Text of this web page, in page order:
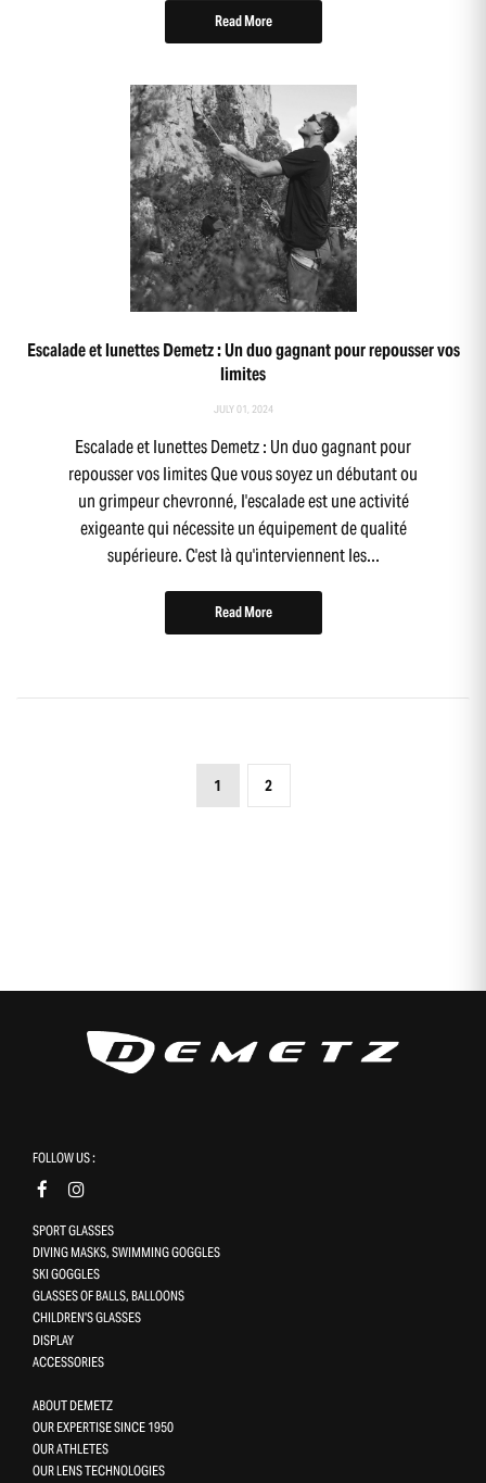
Read More
Escalade et lunettes Demetz : Un duo gagnant pour repousser vos
limites
JULY 01, 2024
Escalade et lunettes Demetz : Un duo gagnant pour
repousser vos limites Que vous soyez un débutant ou
un grimpeur chevronné, l'escalade est une activité
exigeante qui nécessite un équipement de qualité
supérieure. C'est là qu'interviennent les...
Read More
1 2
FOLLOW US :
SPORT GLASSES
DIVING MASKS, SWIMMING GOGGLES
SKI GOGGLES
GLASSES OF BALLS, BALLOONS
CHILDREN'S GLASSES
DISPLAY
ACCESSORIES
ABOUT DEMETZ
OUR EXPERTISE SINCE 1950
OUR ATHLETES
OUR LENS TECHNOLOGIES